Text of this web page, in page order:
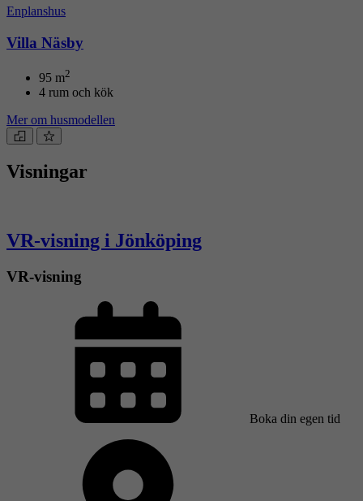
Enplanshus
Villa Näsby
95 m2
4 rum och kök
Mer om husmodellen
Visningar
VR-visning i Jönköping
VR-visning
Boka din egen tid